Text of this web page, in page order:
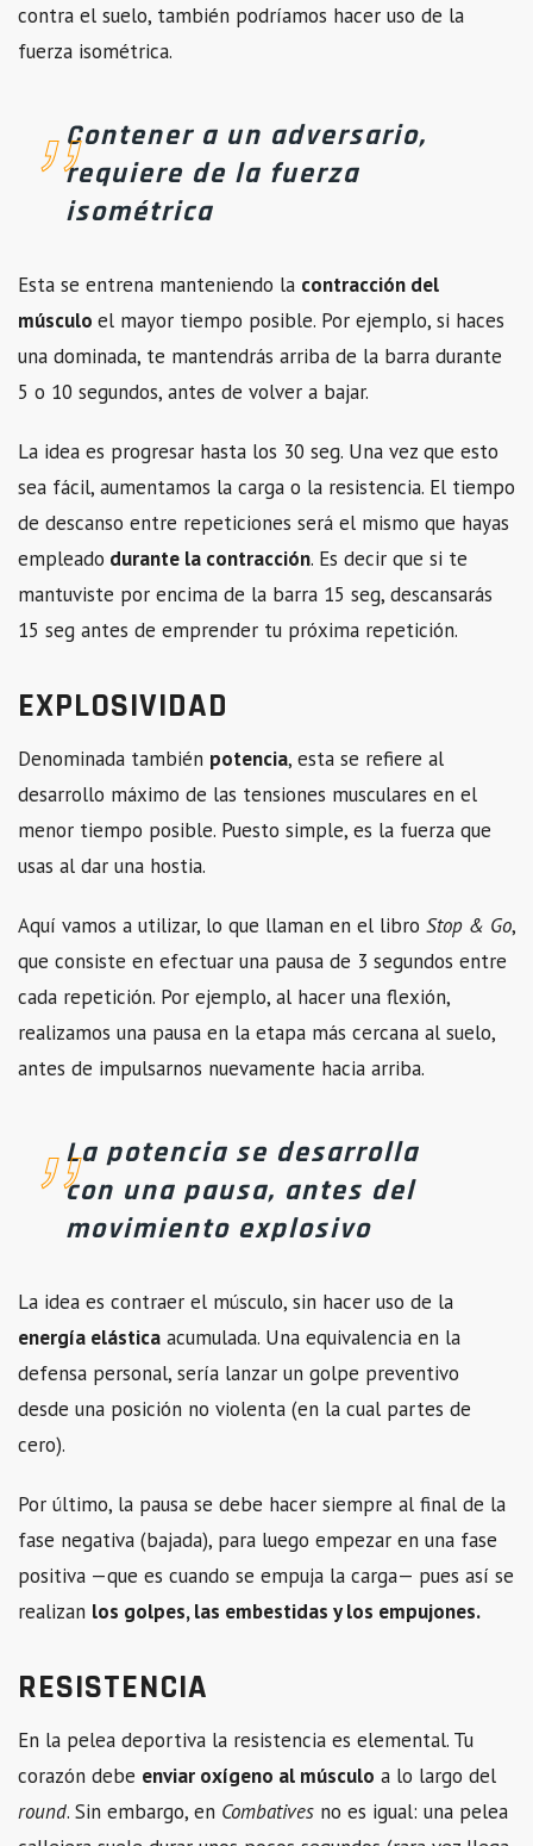
contra el suelo, también podríamos hacer uso de la
fuerza isométrica.
Contener a un adversario,
requiere de la fuerza
isométrica
Esta se entrena manteniendo la contracción del
músculo el mayor tiempo posible. Por ejemplo, si haces
una dominada, te mantendrás arriba de la barra durante
5 o 10 segundos, antes de volver a bajar.
La idea es progresar hasta los 30 seg. Una vez que esto
sea fácil, aumentamos la carga o la resistencia. El tiempo
de descanso entre repeticiones será el mismo que hayas
empleado durante la contracción. Es decir que si te
mantuviste por encima de la barra 15 seg, descansarás
15 seg antes de emprender tu próxima repetición.
EXPLOSIVIDAD
Denominada también potencia, esta se refiere al
desarrollo máximo de las tensiones musculares en el
menor tiempo posible. Puesto simple, es la fuerza que
usas al dar una hostia.
Aquí vamos a utilizar, lo que llaman en el libro Stop & Go,
que consiste en efectuar una pausa de 3 segundos entre
cada repetición. Por ejemplo, al hacer una flexión,
realizamos una pausa en la etapa más cercana al suelo,
antes de impulsarnos nuevamente hacia arriba.
La potencia se desarrolla
con una pausa, antes del
movimiento explosivo
La idea es contraer el músculo, sin hacer uso de la
energía elástica acumulada. Una equivalencia en la
defensa personal, sería lanzar un golpe preventivo
desde una posición no violenta (en la cual partes de
cero).
Por último, la pausa se debe hacer siempre al final de la
fase negativa (bajada), para luego empezar en una fase
positiva —que es cuando se empuja la carga— pues así se
realizan los golpes, las embestidas y los empujones.
RESISTENCIA
En la pelea deportiva la resistencia es elemental. Tu
corazón debe enviar oxígeno al músculo a lo largo del
round. Sin embargo, en Combatives no es igual: una pelea